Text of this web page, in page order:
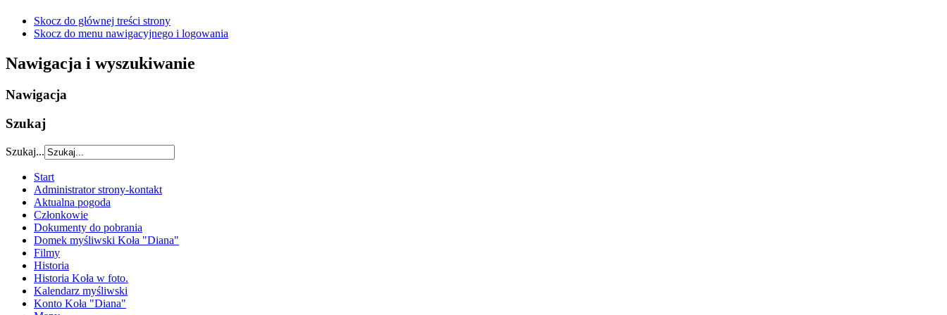
Skocz do głównej treści strony
Skocz do menu nawigacyjnego i logowania
Nawigacja i wyszukiwanie
Nawigacja
Szukaj
Szukaj...
Start
Administrator strony-kontakt
Aktualna pogoda
Członkowie
Dokumenty do pobrania
Domek myśliwski Koła "Diana"
Filmy
Historia
Historia Koła w foto.
Kalendarz myśliwski
Konto Koła "Diana"